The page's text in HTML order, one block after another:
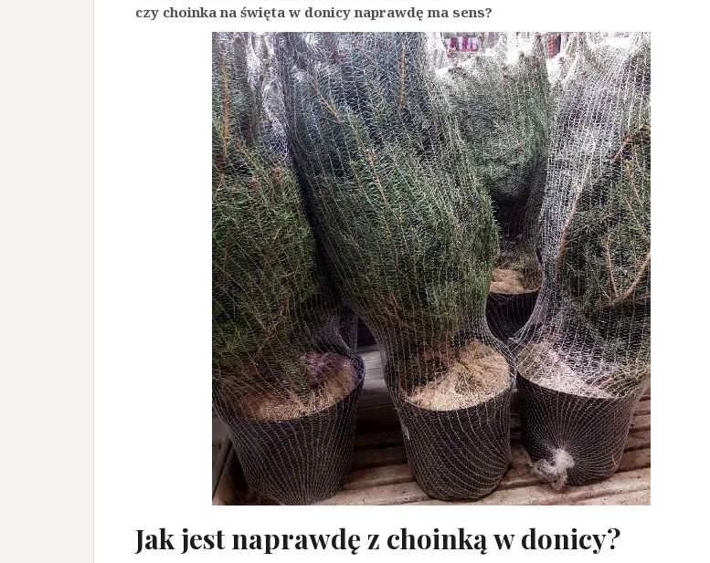
czy choinka na święta w donicy naprawdę ma sens?
Jak jest naprawdę z choinką w donicy?